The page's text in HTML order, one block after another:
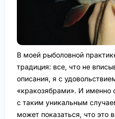
В моей рыболовной
традиция: все, что не
описания, я с
«кракозябрами». И именно
с таким уникальным
может показаться, что это